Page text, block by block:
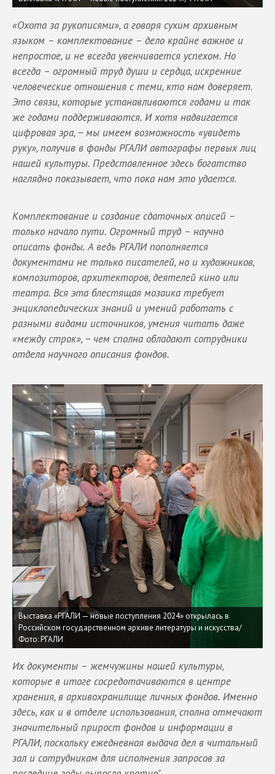
«Охота за рукописями», а говоря сухим архивным
языком – комплектование – дело крайне важное и
непростое, и не всегда увенчивается успехом. Но
всегда – огромный труд души и сердца, искренние
человеческие отношения с теми, кто нам доверяет.
Это связи, которые устанавливаются годами и так
же годами поддерживаются. И хотя надвигается
цифровая эра, − мы имеем возможность «увидеть
руку», получив в фонды РГАЛИ автографы первых лиц
нашей культуры. Представленное здесь богатство
наглядно показывает, что пока нам это удается.
Комплектование и создание сдаточных описей –
только начало пути. Огромный труд – научно
описать фонды. А ведь РГАЛИ пополняется
документами не только писателей, но и художников,
композиторов, архитекторов, деятелей кино или
театра. Вся эта блестящая мозаика требует
энциклопедических знаний и умений работать с
разными видами источников, умения читать даже
«между строк», − чем сполна обладают сотрудники
отдела научного описания фондов.
Выставка «РГАЛИ — новые поступления 2024» открылась в
Российском государственном архиве литературы и искусства/
Фото: РГАЛИ
Их документы – жемчужины нашей культуры,
которые в итоге сосредотачиваются в центре
хранения, в архивохранилище личных фондов. Именно
здесь, как и в отделе использования, сполна отмечают
значительный прирост фондов и информации в
РГАЛИ, поскольку ежедневная выдача дел в читальный
зал и сотрудникам для исполнения запросов за